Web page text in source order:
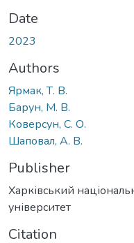
Date
2023
Authors
Ярмак, Т. В.
Барун, М. В.
Коверсун, С. О.
Шаповал, А. В.
Publisher
Харківський
університет
Citation